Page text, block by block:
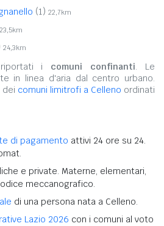
(1) 22,7km
23,5km
24,3km
i comuni confinanti. Le
in linea d'aria dal centro urbano.
dei comuni limitrofi a Celleno ordinati
di pagamento attivi 24 ore su 24.
e private. Materne, elementari,
meccanografico.
di una persona nata a Celleno.
Lazio 2026 con i comuni al voto